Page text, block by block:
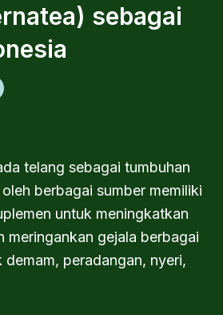
sebagai
telang sebagai tumbuhan
berbagai sumber memiliki
untuk meningkatkan
gejala berbagai
peradangan, nyeri,